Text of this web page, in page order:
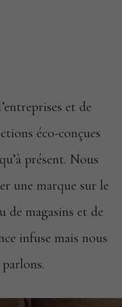
et de
éco-conçues
présent. Nous
une marque sur le
de magasins et de
infuse mais nous